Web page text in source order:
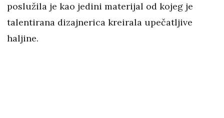
poslužila je kao jedini materijal od kojeg je
talentirana dizajnerica kreirala upečatljive
haljine.